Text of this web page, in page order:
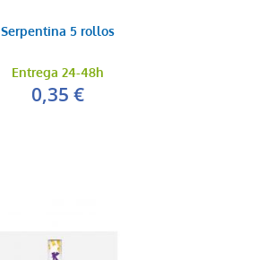
Serpentina 5 rollos
Entrega 24-48h
0,35 €